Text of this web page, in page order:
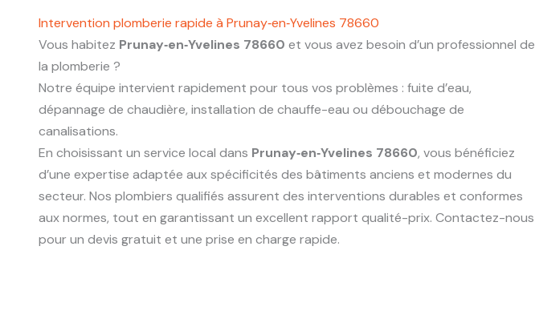
Intervention plomberie rapide à Prunay‑en‑Yvelines 78660
Vous habitez Prunay‑en‑Yvelines 78660 et vous avez besoin d’un professionnel de
la plomberie ?
Notre équipe intervient rapidement pour tous vos problèmes : fuite d’eau,
dépannage de chaudière, installation de chauffe-eau ou débouchage de
canalisations.
En choisissant un service local dans Prunay‑en‑Yvelines 78660, vous bénéficiez
d’une expertise adaptée aux spécificités des bâtiments anciens et modernes du
secteur. Nos plombiers qualifiés assurent des interventions durables et conformes
aux normes, tout en garantissant un excellent rapport qualité-prix. Contactez-nous
pour un devis gratuit et une prise en charge rapide.